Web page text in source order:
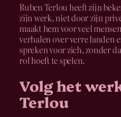
Ruben Terlou heeft zijn
zijn werk, niet door zijn
maakt hem voor veel
verhalen over verre landen
spreken voor zich, zonder
rol hoeft te spelen.
Volg het
Terlou